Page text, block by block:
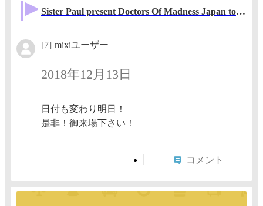
Sister Paul present Doctors Of Madness Japan tour in Nagoya
[7] mixiユーザー
2018年12月13日
日付も変わり明日！
是非！御来場下さい！
コメント